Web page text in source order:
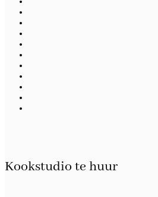
Kookstudio te huur